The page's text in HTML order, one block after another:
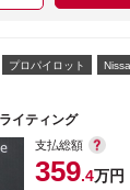
プロパイロット
イティング
支払総額
359.4万円